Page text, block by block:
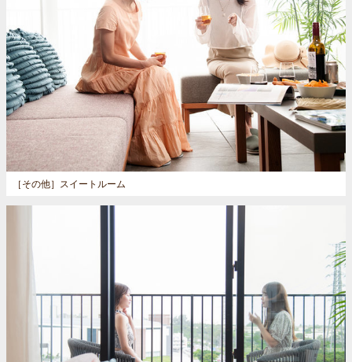
［その他］ スイートルーム